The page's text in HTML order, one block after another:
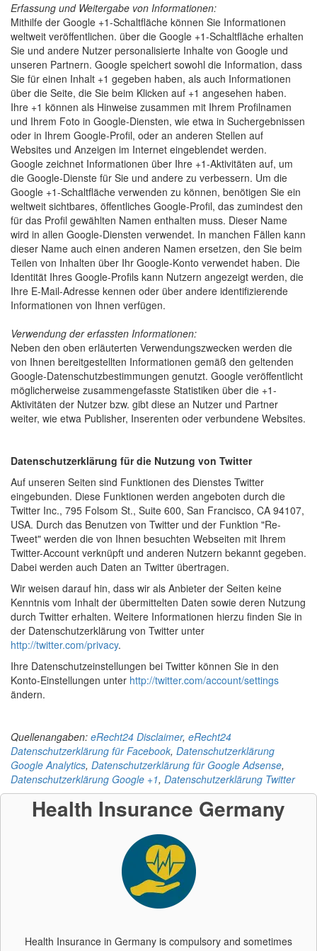
Erfassung und Weitergabe von Informationen:
Mithilfe der Google +1-Schaltfläche können Sie Informationen
weltweit veröffentlichen. über die Google +1-Schaltfläche erhalten
Sie und andere Nutzer personalisierte Inhalte von Google und
unseren Partnern. Google speichert sowohl die Information, dass
Sie für einen Inhalt +1 gegeben haben, als auch Informationen
über die Seite, die Sie beim Klicken auf +1 angesehen haben.
Ihre +1 können als Hinweise zusammen mit Ihrem Profilnamen
und Ihrem Foto in Google-Diensten, wie etwa in Suchergebnissen
oder in Ihrem Google-Profil, oder an anderen Stellen auf
Websites und Anzeigen im Internet eingeblendet werden.
Google zeichnet Informationen über Ihre +1-Aktivitäten auf, um
die Google-Dienste für Sie und andere zu verbessern. Um die
Google +1-Schaltfläche verwenden zu können, benötigen Sie ein
weltweit sichtbares, öffentliches Google-Profil, das zumindest den
für das Profil gewählten Namen enthalten muss. Dieser Name
wird in allen Google-Diensten verwendet. In manchen Fällen kann
dieser Name auch einen anderen Namen ersetzen, den Sie beim
Teilen von Inhalten über Ihr Google-Konto verwendet haben. Die
Identität Ihres Google-Profils kann Nutzern angezeigt werden, die
Ihre E-Mail-Adresse kennen oder über andere identifizierende
Informationen von Ihnen verfügen.
Verwendung der erfassten Informationen:
Neben den oben erläuterten Verwendungszwecken werden die
von Ihnen bereitgestellten Informationen gemäß den geltenden
Google-Datenschutzbestimmungen genutzt. Google veröffentlicht
möglicherweise zusammengefasste Statistiken über die +1-
Aktivitäten der Nutzer bzw. gibt diese an Nutzer und Partner
weiter, wie etwa Publisher, Inserenten oder verbundene Websites.
Datenschutzerklärung für die Nutzung von Twitter
Auf unseren Seiten sind Funktionen des Dienstes Twitter
eingebunden. Diese Funktionen werden angeboten durch die
Twitter Inc., 795 Folsom St., Suite 600, San Francisco, CA 94107,
USA. Durch das Benutzen von Twitter und der Funktion "Re-
Tweet" werden die von Ihnen besuchten Webseiten mit Ihrem
Twitter-Account verknüpft und anderen Nutzern bekannt gegeben.
Dabei werden auch Daten an Twitter übertragen.
Wir weisen darauf hin, dass wir als Anbieter der Seiten keine
Kenntnis vom Inhalt der übermittelten Daten sowie deren Nutzung
durch Twitter erhalten. Weitere Informationen hierzu finden Sie in
der Datenschutzerklärung von Twitter unter
http://twitter.com/privacy.
Ihre Datenschutzeinstellungen bei Twitter können Sie in den
Konto-Einstellungen unter http://twitter.com/account/settings
ändern.
Quellenangaben: eRecht24 Disclaimer, eRecht24
Datenschutzerklärung für Facebook, Datenschutzerklärung
Google Analytics, Datenschutzerklärung für Google Adsense,
Datenschutzerklärung Google +1, Datenschutzerklärung Twitter
Health Insurance Germany
Health Insurance in Germany is compulsory and sometimes